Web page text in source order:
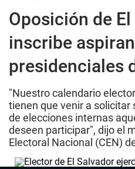
Oposición de
inscribe
presidenciales
"Nuestro calendario
tienen que venir a solicitar
de elecciones internas
deseen participar", dijo el
Electoral Nacional (CEN)